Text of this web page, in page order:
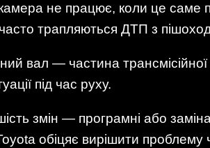
не працює, коли це саме
трапляються ДТП з
вал — частина
під час руху.
змін — програмні або
обіцяє вирішити проблему